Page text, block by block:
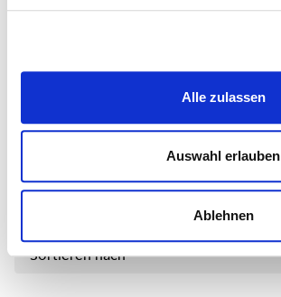
Alle zulassen
Auswahl erlauben
Ablehnen
Kommentare (0)
Sortieren nach